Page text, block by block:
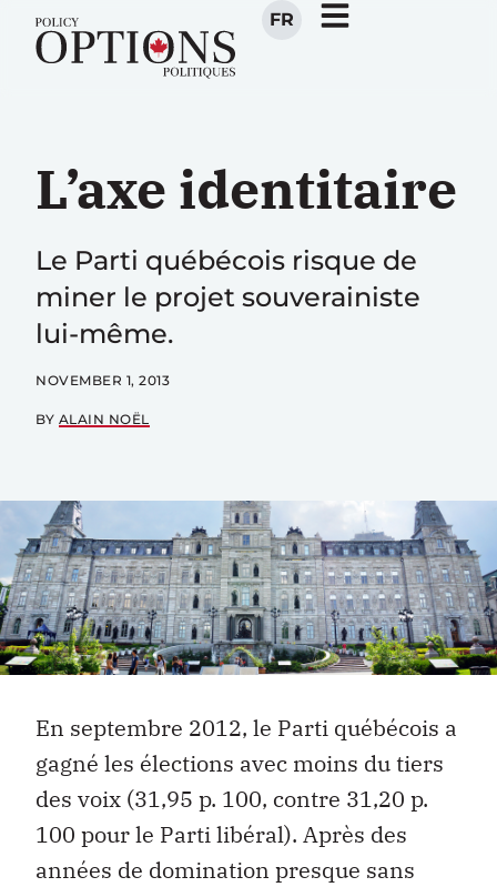
FR
L’axe identitaire
Le Parti québécois risque de
miner le projet souverainiste
lui-même.
NOVEMBER 1, 2013
BY ALAIN NOËL
En septembre 2012, le Parti québécois a
gagné les élections avec moins du tiers
des voix (31,95 p. 100, contre 31,20 p.
100 pour le Parti libéral). Après des
années de domination presque sans